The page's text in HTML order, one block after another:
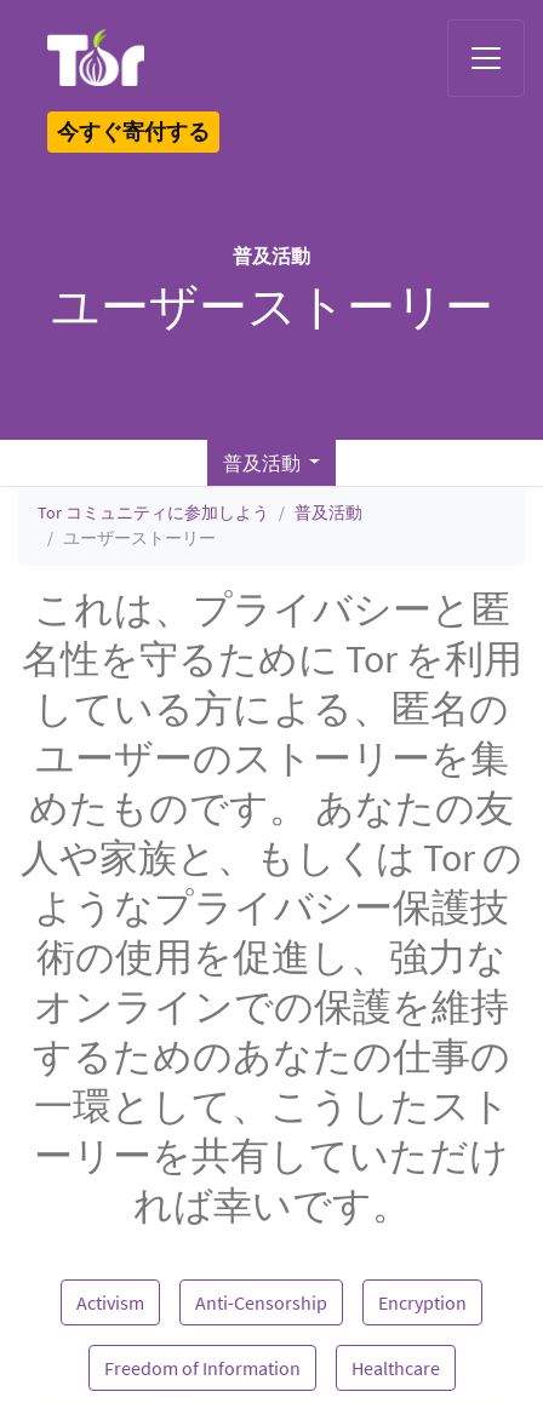
今すぐ寄付する
普及活動
ユーザーストーリー
普及活動
Tor コミュニティに参加しよう
普及活動
ユーザーストーリー
これは、プライバシーと匿
名性を守るために Tor を利用
している方による、匿名の
ユーザーのストーリーを集
めたものです。 あなたの友
人や家族と、もしくは Tor の
ようなプライバシー保護技
術の使用を促進し、強力な
オンラインでの保護を維持
するためのあなたの仕事の
一環として、こうしたスト
ーリーを共有していただけ
れば幸いです。
Activism Anti-Censorship Encryption
Freedom of Information Healthcare